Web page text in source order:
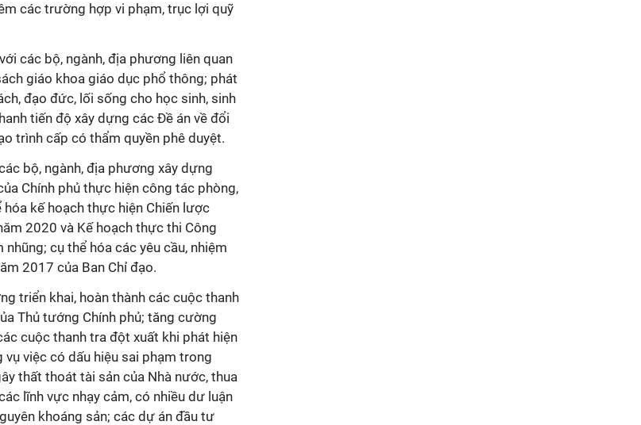
các trường hợp vi phạm, trục lợi quỹ
các bộ, ngành, địa phương liên quan
giáo khoa giáo dục phổ thông; phát
đạo đức, lối sống cho học sinh, sinh
tiến độ xây dựng các Đề án về đổi
trình cấp có thẩm quyền phê duyệt.
bộ, ngành, địa phương xây dựng
Chính phủ thực hiện công tác phòng,
kế hoạch thực hiện Chiến lược
2020 và Kế hoạch thực thi Công
cụ thể hóa các yêu cầu, nhiệm
2017 của Ban Chỉ đạo.
triển khai, hoàn thành các cuộc thanh
Thủ tướng Chính phủ; tăng cường
cuộc thanh tra đột xuất khi phát hiện
việc có dấu hiệu sai phạm trong
thất thoát tài sản của Nhà nước, thua
lĩnh vực nhạy cảm, có nhiều dư luận
khoáng sản; các dự án đầu tư